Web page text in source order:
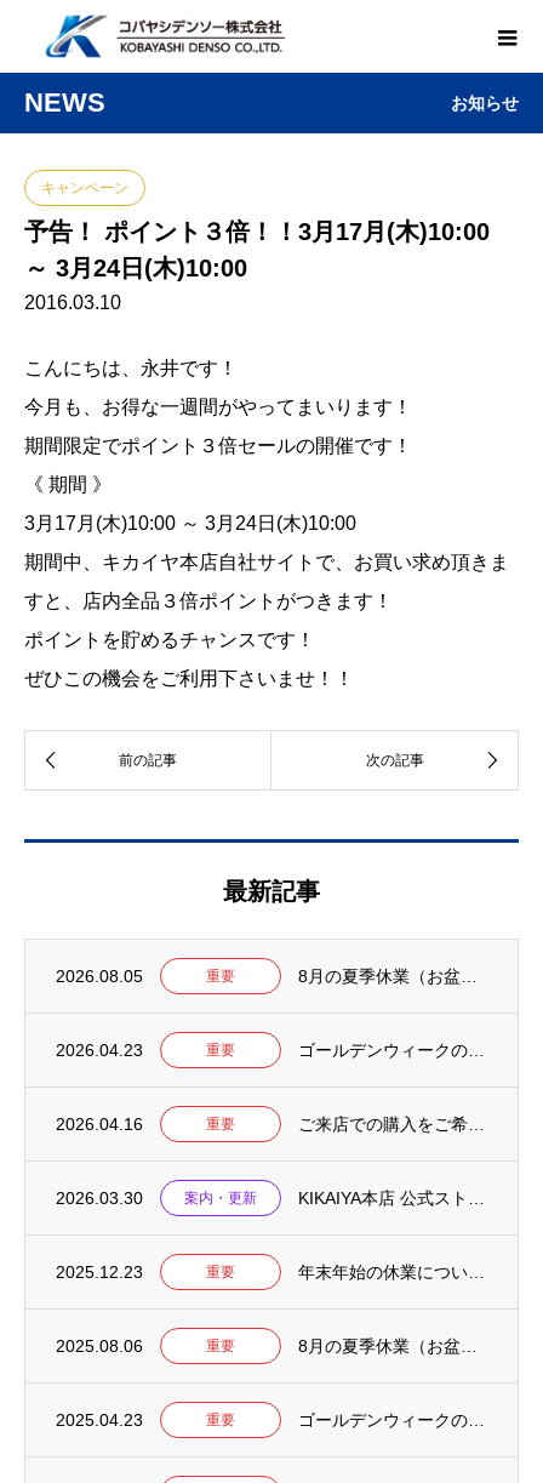
NEWS お知らせ
キャンペーン
予告！ ポイント３倍！！3月17月(木)10:00
～ 3月24日(木)10:00
2016.03.10
こんにちは、永井です！
今月も、お得な一週間がやってまいります！
期間限定でポイント３倍セールの開催です！
《 期間 》
3月17月(木)10:00 ～ 3月24日(木)10:00
期間中、キカイヤ本店自社サイトで、お買い求め頂きま
すと、店内全品３倍ポイントがつきます！
ポイントを貯めるチャンスです！
ぜひこの機会をご利用下さいませ！！
最新記事
2026.08.05 重要
2026.04.23 重要
2026.04.16 重要
2026.03.30 案内・更新
2025.12.23 重要
2025.08.06 重要
2025.04.23 重要